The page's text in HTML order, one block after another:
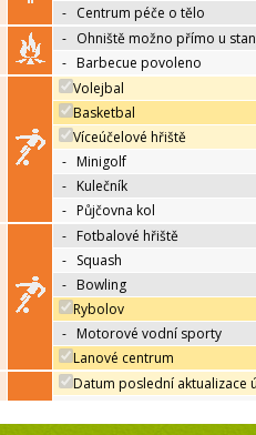
- Centrum péče o tělo
- Ohniště možno přímo u
- Barbecue povoleno
Volejbal
Basketbal
Víceúčelové hřiště
- Minigolf
- Kulečník
- Půjčovna kol
- Fotbalové hřiště
- Squash
- Bowling
Rybolov
- Motorové vodní sporty
Lanové centrum
Datum poslední aktualizace